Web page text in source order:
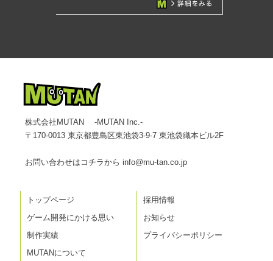
株式会社MUTAN -MUTAN Inc.-
〒170-0013 東京都豊島区東池袋3-9-7 東池袋織本ビル2F
お問い合わせはコチラからinfo@mu-tan.co.jp
トップページ
ゲーム開発にかける思い
制作実績
MUTANについて
採用情報
お知らせ
プライバシーポリシー